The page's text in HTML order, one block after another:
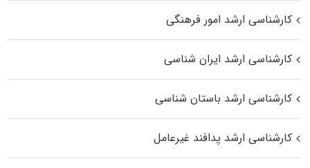
کارشناسی ارشد امور فرهنگی
کارشناسی ارشد ایران شناسی
کارشناسی ارشد باستان شناسی
کارشناسی ارشد پدافند غیرعامل